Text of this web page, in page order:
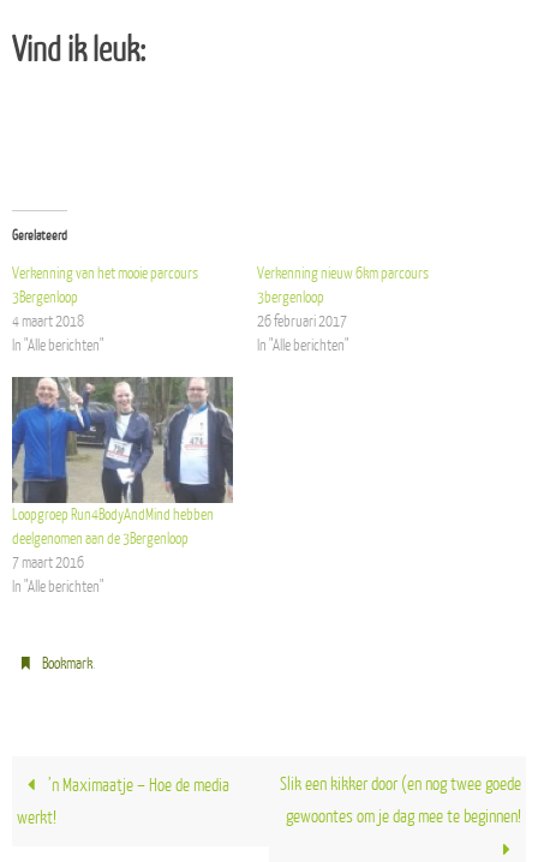
Vind ik leuk:
Gerelateerd
Verkenning van het mooie parcours
3Bergenloop
4 maart 2018
In "Alle berichten"
Verkenning nieuw 6km parcours
3bergenloop
26 februari 2017
In "Alle berichten"
Loopgroep Run4BodyAndMind hebben
deelgenomen aan de 3Bergenloop
7 maart 2016
In "Alle berichten"
Bookmark.
’n Maximaatje – Hoe de media
werkt!
Slik een kikker door (en nog twee goede
gewoontes om je dag mee te beginnen!